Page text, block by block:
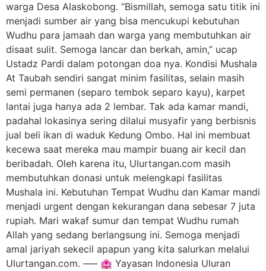
warga Desa Alaskobong. “Bismillah, semoga satu titik ini
menjadi sumber air yang bisa mencukupi kebutuhan
Wudhu para jamaah dan warga yang membutuhkan air
disaat sulit. Semoga lancar dan berkah, amin,” ucap
Ustadz Pardi dalam potongan doa nya. Kondisi Mushala
At Taubah sendiri sangat minim fasilitas, selain masih
semi permanen (separo tembok separo kayu), karpet
lantai juga hanya ada 2 lembar. Tak ada kamar mandi,
padahal lokasinya sering dilalui musyafir yang berbisnis
jual beli ikan di waduk Kedung Ombo. Hal ini membuat
kecewa saat mereka mau mampir buang air kecil dan
beribadah. Oleh karena itu, Ulurtangan.com masih
membutuhkan donasi untuk melengkapi fasilitas
Mushala ini. Kebutuhan Tempat Wudhu dan Kamar mandi
menjadi urgent dengan kekurangan dana sebesar 7 juta
rupiah. Mari wakaf sumur dan tempat Wudhu rumah
Allah yang sedang berlangsung ini. Semoga menjadi
amal jariyah sekecil apapun yang kita salurkan melalui
Ulurtangan.com. —– 🏩 Yayasan Indonesia Uluran